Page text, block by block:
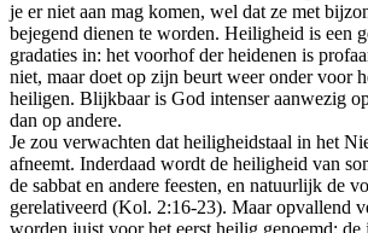
je er niet aan mag komen, wel dat ze met
bejegend dienen te worden. Heiligheid is een
gradaties in: het voorhof der heidenen is
niet, maar doet op zijn beurt weer onder voor
heiligen. Blijkbaar is God intenser aanwezig
dan op andere.
Je zou verwachten dat heiligheidstaal in het
afneemt. Inderdaad wordt de heiligheid van
de sabbat en andere feesten, en natuurlijk de
gerelativeerd (Kol. 2:16-23). Maar opvallend
worden juist voor het eerst heilig genoemd: de